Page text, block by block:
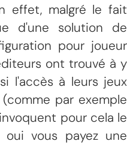
effet, malgré le fait
d'une solution de
pour joueur
ont trouvé à y
l'accès à leurs jeux
par exemple
pour cela le
vous payez une